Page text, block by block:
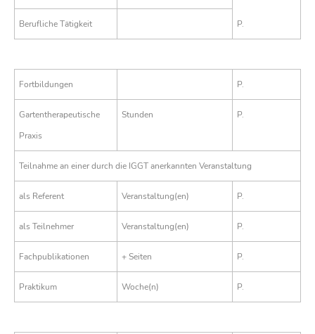
P.
Berufliche Tätigkeit
Fortbildungen P.
Gartentherapeutische
Praxis
Stunden P.
Teilnahme an einer durch die IGGT anerkannten Veranstaltung
als Referent Veranstaltung(en) P.
als Teilnehmer Veranstaltung(en) P.
Fachpublikationen + Seiten P.
Praktikum Woche(n) P.